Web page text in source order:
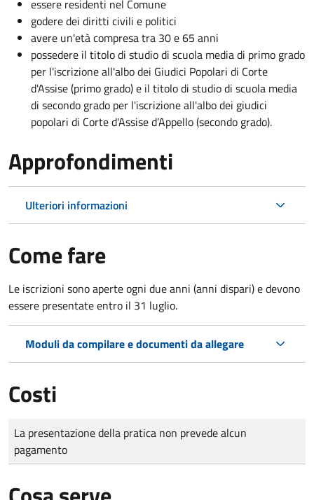
essere residenti nel Comune
godere dei diritti civili e politici
avere un'età compresa tra 30 e 65 anni
possedere il titolo di studio di scuola media di primo grado
per l'iscrizione all'albo dei Giudici Popolari di Corte
d'Assise (primo grado) e il titolo di studio di scuola media
di secondo grado per l'iscrizione all'albo dei giudici
popolari di Corte d'Assise d’Appello (secondo grado).
Approfondimenti
Ulteriori informazioni
Come fare
Le iscrizioni sono aperte ogni due anni (anni dispari) e devono
essere presentate entro il 31 luglio.
Moduli da compilare e documenti da allegare
Costi
Tipo di pagamento
Importo
La presentazione della pratica non prevede alcun
pagamento